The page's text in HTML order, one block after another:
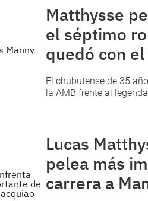
Matthysse
el séptimo
quedó con
El chubutense de 35
la AMB frente al
Lucas
pelea más
carrera a